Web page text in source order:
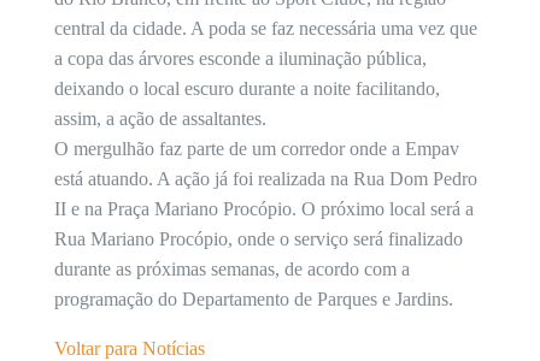
central da cidade. A poda se faz necessária uma vez que
a copa das árvores esconde a iluminação pública,
deixando o local escuro durante a noite facilitando,
assim, a ação de assaltantes.
O mergulhão faz parte de um corredor onde a Empav
está atuando. A ação já foi realizada na Rua Dom Pedro
II e na Praça Mariano Procópio. O próximo local será a
Rua Mariano Procópio, onde o serviço será finalizado
durante as próximas semanas, de acordo com a
programação do Departamento de Parques e Jardins.
Voltar para Notícias